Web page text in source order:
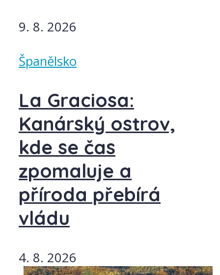
9. 8. 2026
Španělsko
La Graciosa:
Kanárský ostrov,
kde se čas
zpomaluje a
příroda přebírá
vládu
4. 8. 2026